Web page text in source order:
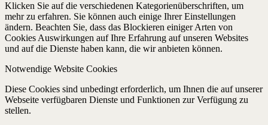
Klicken Sie auf die verschiedenen Kategorienüberschriften, um
mehr zu erfahren. Sie können auch einige Ihrer Einstellungen
ändern. Beachten Sie, dass das Blockieren einiger Arten von
Cookies Auswirkungen auf Ihre Erfahrung auf unseren Websites
und auf die Dienste haben kann, die wir anbieten können.
Notwendige Website Cookies
Diese Cookies sind unbedingt erforderlich, um Ihnen die auf unserer
Webseite verfügbaren Dienste und Funktionen zur Verfügung zu
stellen.